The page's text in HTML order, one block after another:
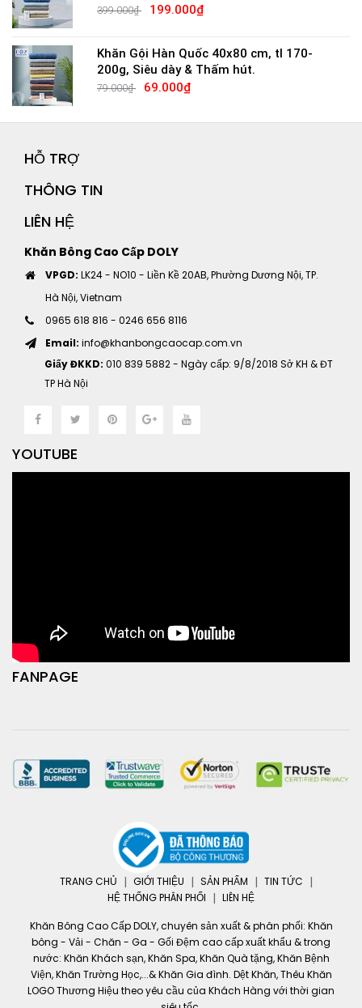
399.000₫ 199.000₫
Khăn Gội Hàn Quốc 40x80 cm, tl 170-
200g, Siêu dày & Thấm hút.
79.000₫ 69.000₫
HỖ TRỢ
THÔNG TIN
LIÊN HỆ
Khăn Bông Cao Cấp DOLY
VPGD: LK24 - NO10 - Liền Kề 20AB, Phường Dương Nội, TP.
Hà Nội, Vietnam
0965 618 816 - 0246 656 8116
Email: info@khanbongcaocap.com.vn
Giấy ĐKKD: 010 839 5882 - Ngày cấp: 9/8/2018 Sở KH & ĐT
TP Hà Nội
YOUTUBE
FANPAGE
TRANG CHỦ GIỚI THIỆU SẢN PHẨM
TIN TỨC
HỆ THỐNG PHÂN PHỐI
LIÊN HỆ
Khăn Bông Cao Cấp DOLY, chuyên sản xuất & phân phối: Khăn
bông - Vải - Chăn - Ga - Gối Đệm cao cấp xuất khẩu & trong
nước: Khăn Khách sạn, Khăn Spa, Khăn Quà tặng, Khăn Bệnh
Viện, Khăn Trường Học,...& Khăn Gia đình. Dệt Khăn, Thêu Khăn
LOGO Thương Hiệu theo yêu cầu của Khách Hàng với thời gian